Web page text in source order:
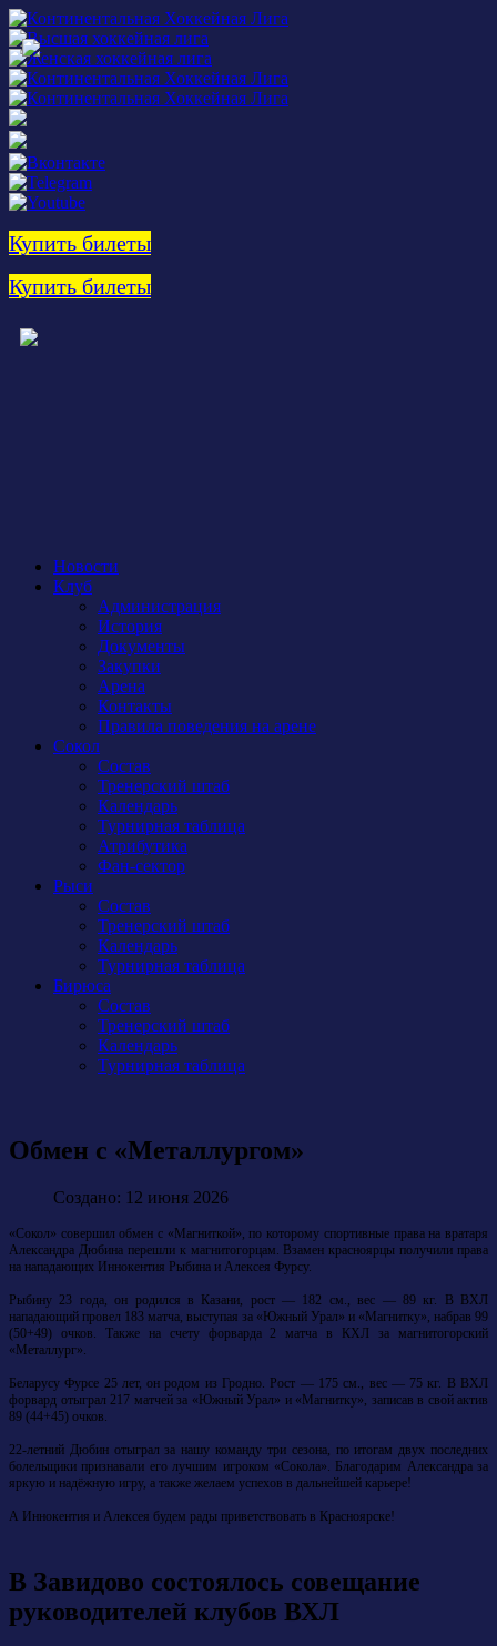
Купить билеты
Купить билеты
Новости
Клуб
Администрация
История
Документы
Закупки
Арена
Контакты
Правила поведения на арене
Сокол
Состав
Тренерский штаб
Календарь
Турнирная таблица
Атрибутика
Фан-сектор
Рыси
Состав
Тренерский штаб
Календарь
Турнирная таблица
Бирюса
Состав
Тренерский штаб
Календарь
Турнирная таблица
Обмен с «Металлургом»
Создано: 12 июня 2026
«Сокол» совершил обмен с «Магниткой», по которому спортивные права на вратаря
Александра Дюбина перешли к магнитогорцам. Взамен красноярцы получили права
на нападающих Иннокентия Рыбина и Алексея Фурсу.
Рыбину 23 года, он родился в Казани, рост — 182 см., вес — 89 кг. В ВХЛ
нападающий провел 183 матча, выступая за «Южный Урал» и «Магнитку», набрав 99
(50+49) очков. Также на счету форварда 2 матча в КХЛ за магнитогорский
«Металлург».
Беларусу Фурсе 25 лет, он родом из Гродно. Рост — 175 см., вес — 75 кг. В ВХЛ
форвард отыграл 217 матчей за «Южный Урал» и «Магнитку», записав в свой актив
89 (44+45) очков.
22-летний Дюбин отыграл за нашу команду три сезона, по итогам двух последних
болельщики признавали его лучшим игроком «Сокола». Благодарим Александра за
яркую и надёжную игру, а также желаем успехов в дальнейшей карьере!
А Иннокентия и Алексея будем рады приветствовать в Красноярске!
В Завидово состоялось совещание
руководителей клубов ВХЛ